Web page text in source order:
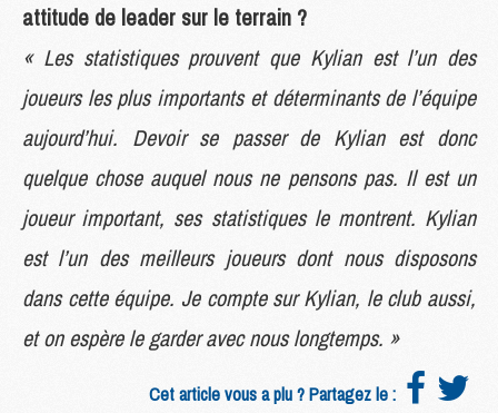
attitude de leader sur le terrain ?
« Les statistiques prouvent que Kylian est l’un des
joueurs les plus importants et déterminants de l’équipe
aujourd’hui. Devoir se passer de Kylian est donc
quelque chose auquel nous ne pensons pas. Il est un
joueur important, ses statistiques le montrent. Kylian
est l’un des meilleurs joueurs dont nous disposons
dans cette équipe. Je compte sur Kylian, le club aussi,
et on espère le garder avec nous longtemps. »
Cet article vous a plu ? Partagez le :